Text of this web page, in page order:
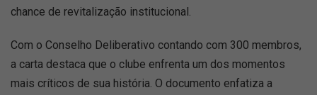
chance de revitalização institucional.
Com o Conselho Deliberativo contando com 300 membros,
a carta destaca que o clube enfrenta um dos momentos
mais críticos de sua história. O documento enfatiza a